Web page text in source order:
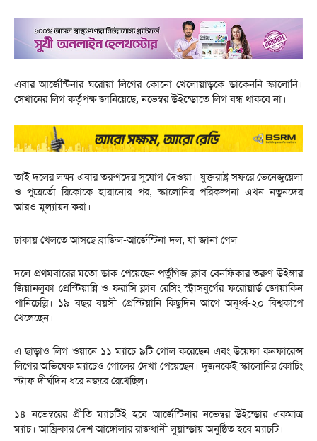
এবার আর্জেন্টিনার ঘরোয়া লিগের কোনো খেলোয়াড়কে ডাকেননি স্কালোনি।
সেখানের লিগ কর্তৃপক্ষ জানিয়েছে, নভেম্বর উইন্ডোতে লিগ বন্ধ থাকবে না।
তাই দলের লক্ষ্য এবার তরুণদের সুযোগ দেওয়া। যুক্তরাষ্ট্র সফরে ভেনেজুয়েলা
ও পুয়ের্তো রিকোকে হারানোর পর, স্কালোনির পরিকল্পনা এখন নতুনদের
আরও মূল্যায়ন করা।
ঢাকায় খেলতে আসছে ব্রাজিল-আর্জেন্টিনা দল, যা জানা গেল
দলে প্রথমবারের মতো ডাক পেয়েছেন পর্তুগিজ ক্লাব বেনফিকার তরুণ উইঙ্গার
জিয়ানলুকা প্রেস্টিয়ান্নি ও ফরাসি ক্লাব রেসিং স্ট্রাসবুর্গের ফরোয়ার্ড জোয়াকিন
পানিচেল্লি। ১৯ বছর বয়সী প্রেস্টিয়ানি কিছুদিন আগে অনূর্ধ্ব-২০ বিশ্বকাপে
খেলেছেন।
এ ছাড়াও লিগ ওয়ানে ১১ ম্যাচে ৯টি গোল করেছেন এবং উয়েফা কনফারেন্স
লিগের অভিষেক ম্যাচেও গোলের দেখা পেয়েছেন। দুজনকেই স্কালোনির কোচিং
স্টাফ দীর্ঘদিন ধরে নজরে রেখেছিল।
১৪ নভেম্বরের প্রীতি ম্যাচটিই হবে আর্জেন্টিনার নভেম্বর উইন্ডোর একমাত্র
ম্যাচ। আফ্রিকার দেশ আঙ্গোলার রাজধানী লুয়ান্ডায় অনুষ্ঠিত হবে ম্যাচটি।